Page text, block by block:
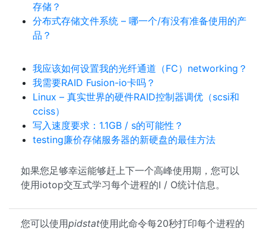
存储？
分布式存储文件系统 – 哪一个/有没有准备使用的产
品？
我应该如何设置我的光纤通道（FC）networking？
我需要RAID Fusion-io卡吗？
Linux – 真实世界的硬件RAID控制器调优（scsi和
cciss）
写入速度要求：1.1GB / s的可能性？
testing廉价存储服务器的新硬盘的最佳方法
如果您足够幸运能够赶上下一个高峰使用期，您可以
使用iotop交互式学习每个进程的I / O统计信息。
您可以使用pidstat使用此命令每20秒打印每个进程的